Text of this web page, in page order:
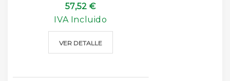
57,52 €
IVA Incluido
VER DETALLE